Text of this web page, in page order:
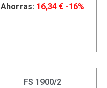
Ahorras: 16,34 € -16%
FS 1900/2